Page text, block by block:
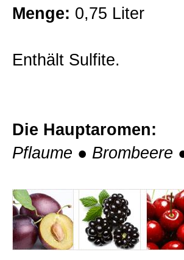
Naturwein
Probierpakete
Weinprobe im
Kontakt
Allgemein
Menge: 0,75 Liter
Enthält Sulfite.
Die Hauptaromen:
Pflaume ● Brombeere